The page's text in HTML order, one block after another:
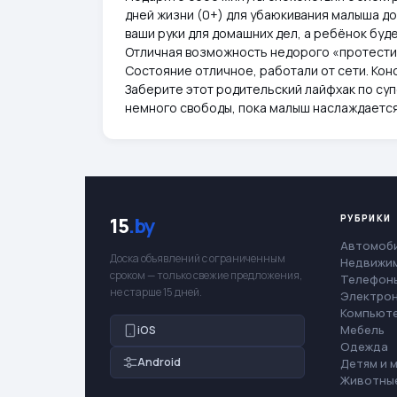
дней жизни (0+) для убаюкивания малыша
ваши руки для домашних дел, а ребёнок
Отличная возможность недорого
Состояние отличное, работали от сети.
Заберите этот родительский лайфхак по
немного свободы, пока малыш
15.by
Доска объявлений с ограниченным
сроком — только свежие предложения,
не старше 15 дней.
iOS
Android
РУБРИКИ
Мебель
Одежда
Детям и